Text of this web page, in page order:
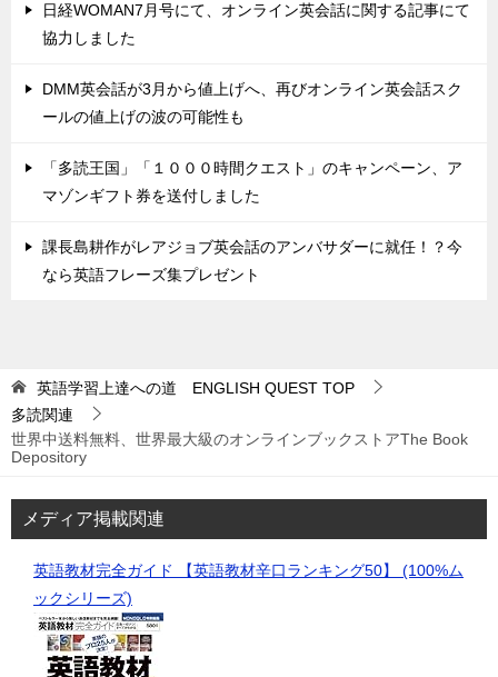
日経WOMAN7月号にて、オンライン英会話に関する記事にて
協力しました
DMM英会話が3月から値上げへ、再びオンライン英会話スク
ールの値上げの波の可能性も
「多読王国」「１０００時間クエスト」のキャンペーン、ア
マゾンギフト券を送付しました
課長島耕作がレアジョブ英会話のアンバサダーに就任！？今
なら英語フレーズ集プレゼント
英語学習上達への道 ENGLISH QUEST TOP
多読関連
世界中送料無料、世界最大級のオンラインブックストアThe Book
Depository
メディア掲載関連
英語教材完全ガイド 【英語教材辛口ランキング50】 (100%ム
ックシリーズ)